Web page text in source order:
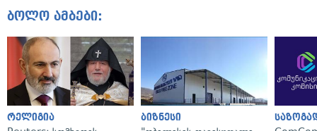
ბოლო ამბები:
რელიგია ბიზნესი